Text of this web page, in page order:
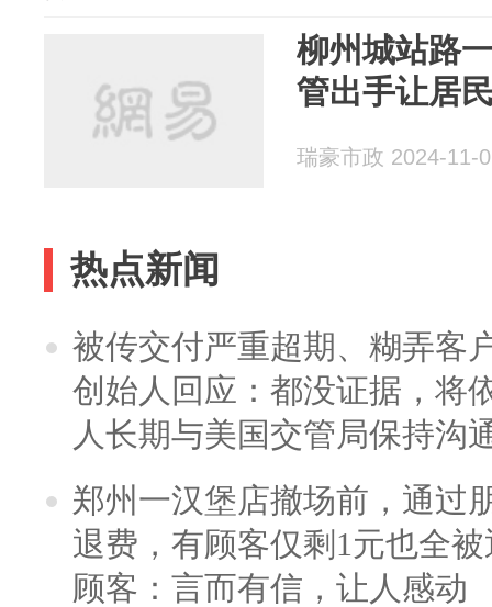
柳州城站路
管出手让居
瑞豪市政 2024-11-
热点新闻
被传交付严重超期、糊弄客
创始人回应：都没证据，将
人长期与美国交管局保持沟
郑州一汉堡店撤场前，通过
退费，有顾客仅剩1元也全
顾客：言而有信，让人感动